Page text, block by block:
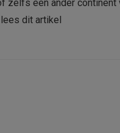
zelfs een ander continent
lees dit artikel